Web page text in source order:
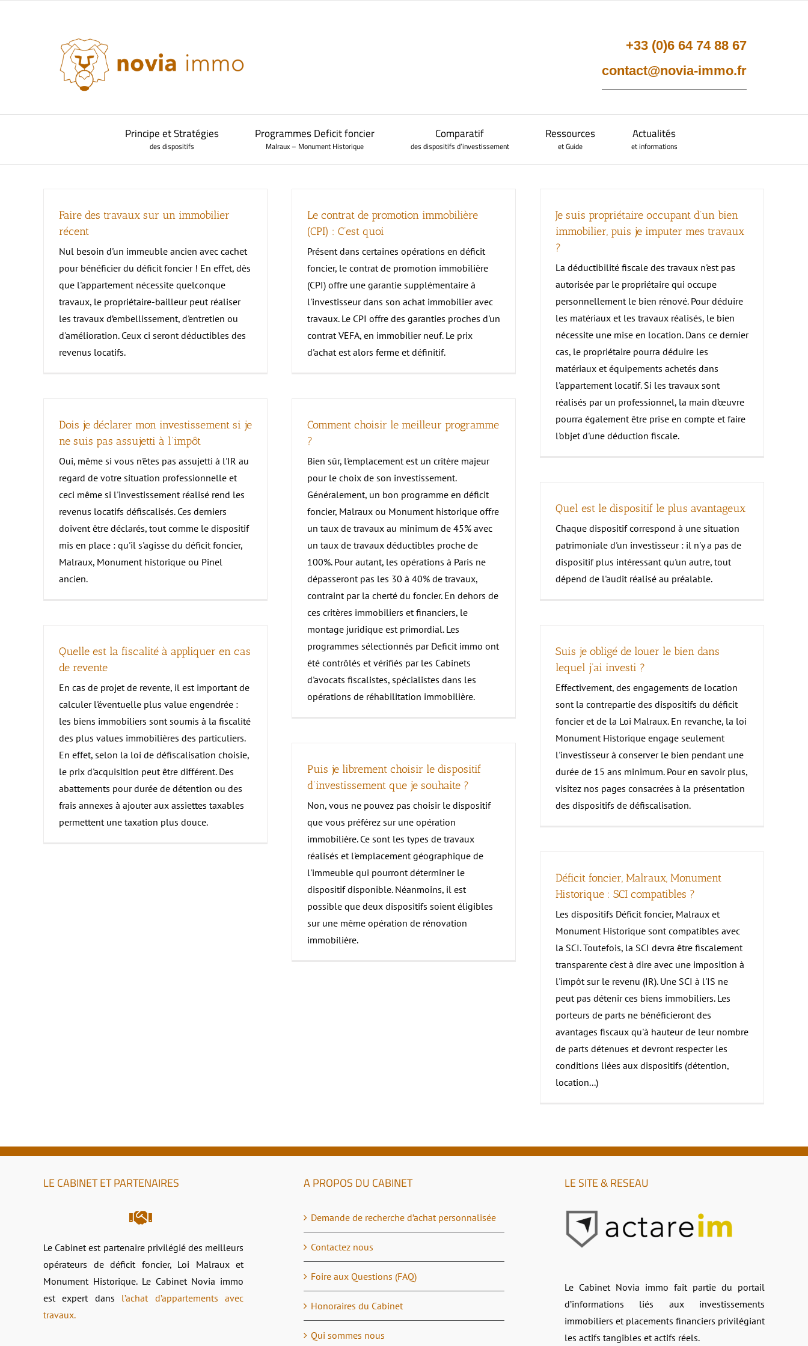
+33 (0)6 64 74 88 67
contact@novia-immo.fr
Principe et Stratégies–
des dispositifs
La Loi Malraux
La loi Denormandie–
Principe et avantages
La Loi Pinel ancien réhabilité–
Le Déficit Foncier
Principe et avantages
La Loi Monuments Historiques–
Principe et avantages
Stratégies post dispositifs
Comparatif des dispositifs
Programmes Deficit foncier–
Malraux – Monument Historique
Notre offre complète d’investissement
Paris et Ile de
France
Nord
Grand Est
Grand Ouest
Sud Ouest
Déficit foncier–
Guide d’investissement
Loi Malraux–
Guide d’investissement
Monument
–
Guide d’investissement
Denormandie–
Guide d’investissement
Pinel ancien et
optimisé au déficit
foncier
–
Guide d’investissement
Comparatif
des dispositifs d’investissement
Ressources–
et Guide
Histoire des dispositifs d’investissement
Références juridiques et fiscales
Simulateur de prêt et frais de notaire
Simulateur de plus value immobilière
Déclarer son investissement aux impôts
Actualités
et informations
Faire des travaux sur un immobilier
récent
Nul besoin d'un immeuble ancien avec cachet
pour bénéficier du déficit foncier ! En effet, dès
que l'appartement nécessite quelconque
travaux, le propriétaire-bailleur peut réaliser
les travaux d’embellissement, d'entretien ou
d'amélioration. Ceux ci seront déductibles des
revenus locatifs.
Le contrat de promotion immobilière
(CPI) : C’est quoi
Présent dans certaines opérations en déficit
foncier, le contrat de promotion immobilière
(CPI) offre une garantie supplémentaire à
l'investisseur dans son achat immobilier avec
travaux. Le CPI offre des garanties proches d'un
contrat VEFA, en immobilier neuf. Le prix
d'achat est alors ferme et définitif.
Je suis propriétaire occupant d’un bien
immobilier, puis je imputer mes travaux
?
La déductibilité fiscale des travaux n'est pas
autorisée par le propriétaire qui occupe
personnellement le bien rénové. Pour déduire
les matériaux et les travaux réalisés, le bien
nécessite une mise en location. Dans ce dernier
cas, le propriétaire pourra déduire les
matériaux et équipements achetés dans
l'appartement locatif. Si les travaux sont
réalisés par un professionnel, la main d’œuvre
pourra également être prise en compte et faire
l'objet d'une déduction fiscale.
Dois je déclarer mon investissement si je
ne suis pas assujetti à l’impôt
Oui, même si vous n'êtes pas assujetti à l'IR au
regard de votre situation professionnelle et
ceci même si l'investissement réalisé rend les
revenus locatifs défiscalisés. Ces derniers
doivent être déclarés, tout comme le dispositif
mis en place : qu'il s'agisse du déficit foncier,
Malraux, Monument historique ou Pinel
ancien.
Comment choisir le meilleur programme
?
Bien sûr, l'emplacement est un critère majeur
pour le choix de son investissement.
Généralement, un bon programme en déficit
foncier, Malraux ou Monument historique offre
un taux de travaux au minimum de 45% avec
un taux de travaux déductibles proche de
100%. Pour autant, les opérations à Paris ne
dépasseront pas les 30 à 40% de travaux,
contraint par la cherté du foncier. En dehors de
ces critères immobiliers et financiers, le
montage juridique est primordial. Les
programmes sélectionnés par Deficit immo ont
été contrôlés et vérifiés par les Cabinets
d'avocats fiscalistes, spécialistes dans les
opérations de réhabilitation immobilière.
Quel est le dispositif le plus avantageux
Chaque dispositif correspond à une situation
patrimoniale d'un investisseur : il n'y a pas de
dispositif plus intéressant qu'un autre, tout
dépend de l'audit réalisé au préalable.
Quelle est la fiscalité à appliquer en cas
de revente
En cas de projet de revente, il est important de
calculer l'éventuelle plus value engendrée :
les biens immobiliers sont soumis à la fiscalité
des plus values immobilières des particuliers.
En effet, selon la loi de défiscalisation choisie,
le prix d'acquisition peut être différent. Des
abattements pour durée de détention ou des
frais annexes à ajouter aux assiettes taxables
permettent une taxation plus douce.
Suis je obligé de louer le bien dans
lequel j’ai investi ?
Effectivement, des engagements de location
sont la contrepartie des dispositifs du déficit
foncier et de la Loi Malraux. En revanche, la loi
Monument Historique engage seulement
l'investisseur à conserver le bien pendant une
durée de 15 ans minimum. Pour en savoir plus,
visitez nos pages consacrées à la présentation
des dispositifs de défiscalisation.
Puis je librement choisir le dispositif
d’investissement que je souhaite ?
Non, vous ne pouvez pas choisir le dispositif
que vous préférez sur une opération
immobilière. Ce sont les types de travaux
réalisés et l'emplacement géographique de
l'immeuble qui pourront déterminer le
dispositif disponible. Néanmoins, il est
possible que deux dispositifs soient éligibles
sur une même opération de rénovation
immobilière.
Déficit foncier, Malraux, Monument
Historique : SCI compatibles ?
Les dispositifs Déficit foncier, Malraux et
Monument Historique sont compatibles avec
la SCI. Toutefois, la SCI devra être fiscalement
transparente c'est à dire avec une imposition à
l'impôt sur le revenu (IR). Une SCI à l'IS ne
peut pas détenir ces biens immobiliers. Les
porteurs de parts ne bénéficieront des
avantages fiscaux qu'à hauteur de leur nombre
de parts détenues et devront respecter les
conditions liées aux dispositifs (détention,
location...)
LE CABINET ET PARTENAIRES
Le Cabinet est partenaire privilégié des meilleurs
opérateurs de déficit foncier, Loi Malraux et
Monument Historique. Le Cabinet Novia immo
est expert dans l’achat d’appartements avec
travaux.
A PROPOS DU CABINET
Demande de recherche d’achat personnalisée
Contactez nous
Foire aux Questions (FAQ)
Honoraires du Cabinet
Qui sommes nous
LE SITE & RESEAU
Le Cabinet Novia immo fait partie du portail
d’informations liés aux investissements
immobiliers et placements financiers privilégiant
les actifs tangibles et actifs réels.